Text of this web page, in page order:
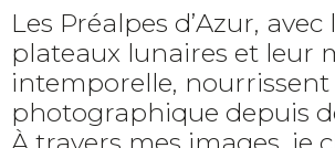
Les Préalpes d’Azur, avec
plateaux lunaires et leur
intemporelle,
photographique depuis